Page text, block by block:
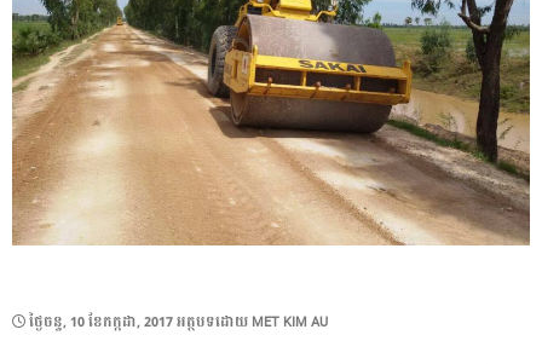
POSTED
ថ្ងៃ​ចន្ទ, 10 ខែ​កក្កដា, 2017អត្ថបទដោយ MET KIM AU